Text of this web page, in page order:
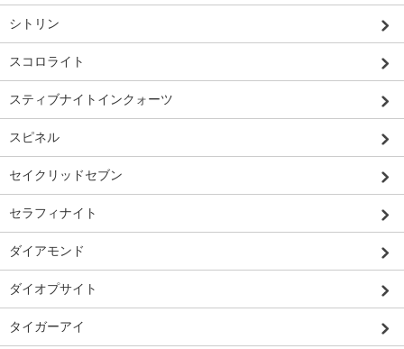
シトリン
スコロライト
スティブナイトインクォーツ
スピネル
セイクリッドセブン
セラフィナイト
ダイアモンド
ダイオプサイト
タイガーアイ